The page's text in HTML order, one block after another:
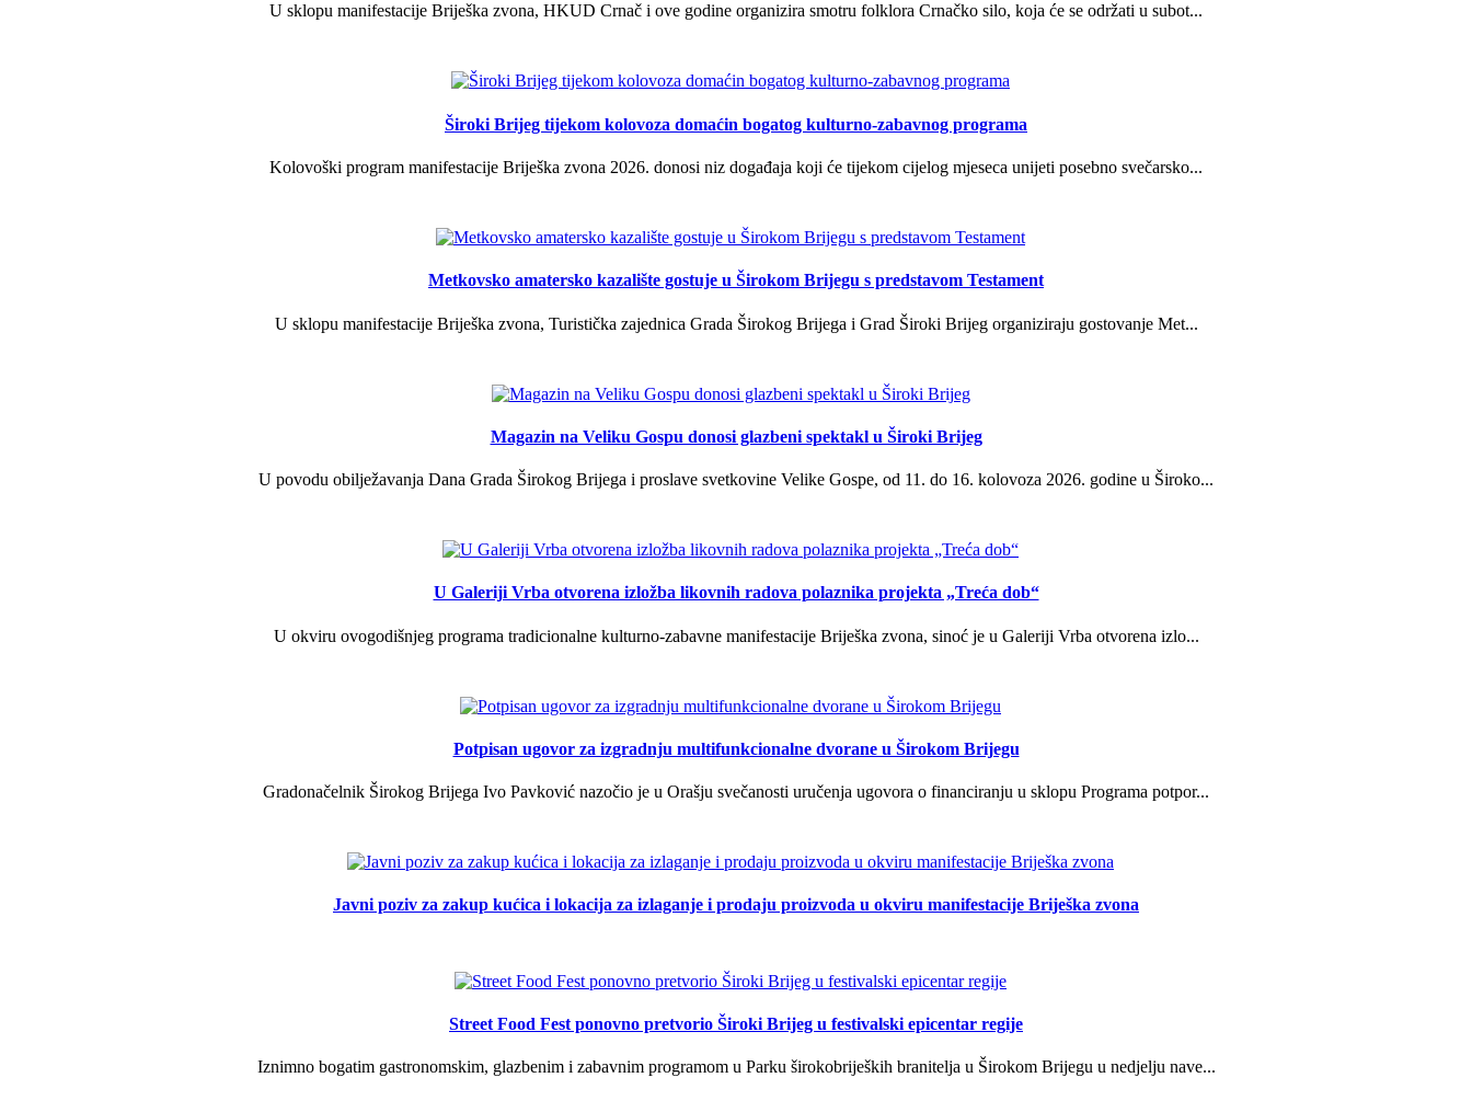
U sklopu manifestacije Briješka zvona, HKUD Crnač i ove godine organizira smotru folklora Crnačko silo, koja će se održati u subot...
Široki Brijeg tijekom kolovoza domaćin bogatog kulturno-zabavnog programa
Kolovoški program manifestacije Briješka zvona 2026. donosi niz događaja koji će tijekom cijelog mjeseca unijeti posebno svečarsko...
Metkovsko amatersko kazalište gostuje u Širokom Brijegu s predstavom Testament
U sklopu manifestacije Briješka zvona, Turistička zajednica Grada Širokog Brijega i Grad Široki Brijeg organiziraju gostovanje Met...
Magazin na Veliku Gospu donosi glazbeni spektakl u Široki Brijeg
U povodu obilježavanja Dana Grada Širokog Brijega i proslave svetkovine Velike Gospe, od 11. do 16. kolovoza 2026. godine u Široko...
U Galeriji Vrba otvorena izložba likovnih radova polaznika projekta „Treća dob“
U okviru ovogodišnjeg programa tradicionalne kulturno-zabavne manifestacije Briješka zvona, sinoć je u Galeriji Vrba otvorena izlo...
Potpisan ugovor za izgradnju multifunkcionalne dvorane u Širokom Brijegu
Gradonačelnik Širokog Brijega Ivo Pavković nazočio je u Orašju svečanosti uručenja ugovora o financiranju u sklopu Programa potpor...
Javni poziv za zakup kućica i lokacija za izlaganje i prodaju proizvoda u okviru manifestacije Briješka zvona
Street Food Fest ponovno pretvorio Široki Brijeg u festivalski epicentar regije
Iznimno bogatim gastronomskim, glazbenim i zabavnim programom u Parku širokobrijeških branitelja u Širokom Brijegu u nedjelju nave...